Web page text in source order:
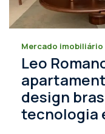
Mercado imobiliário
Leo
design
tecnologia